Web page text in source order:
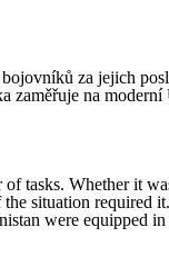
za jejich
zaměřuje na
tasks. Whether it
situation required
were equipped in